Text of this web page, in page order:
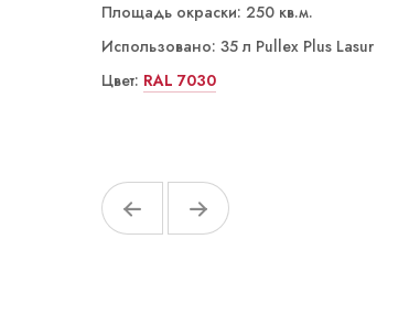
LW 01/3 Лиственница
Площадь окраски: 250 кв.м.
Использовано: 35 л Pullex Plus Lasur
Цвет: RAL 7030
LW 02/4 Палисандр
LW 02/3 Орех
ST 06/5 Номаде
ST 03/4 Йога темная
LW 01/3 Лиственница